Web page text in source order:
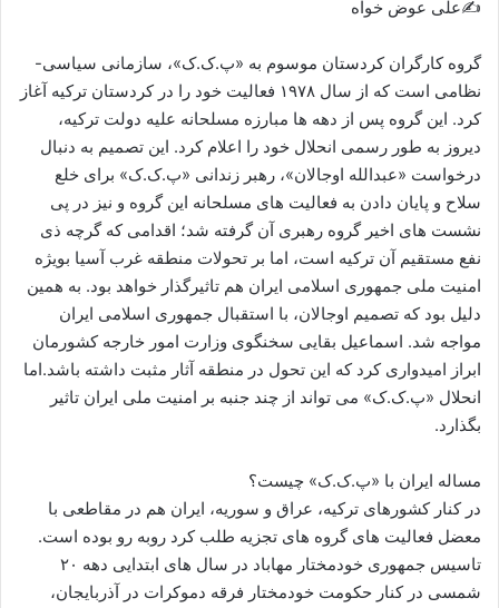
✍️علی عوض خواه
گروه کارگران کردستان موسوم به «پ.ک.ک»، سازمانی سیاسی-
نظامی است که از سال ۱۹۷۸ فعالیت خود را در کردستان ترکیه آغاز
کرد. این گروه پس از دهه ها مبارزه مسلحانه علیه دولت ترکیه،
دیروز به طور رسمی انحلال خود را اعلام کرد. این تصمیم به دنبال
درخواست «عبدالله اوجالان»، رهبر زندانی «پ.ک.ک» برای خلع
سلاح و پایان دادن به فعالیت های مسلحانه این گروه و نیز در پی
نشست های اخیر گروه رهبری آن گرفته شد؛ اقدامی که گرچه ذی
نفع مستقیم آن ترکیه است، اما بر تحولات منطقه غرب آسیا بویژه
امنیت ملی جمهوری اسلامی ایران هم تاثیرگذار خواهد بود. به همین
دلیل بود که تصمیم اوجالان، با استقبال جمهوری اسلامی ایران
مواجه شد. اسماعیل بقایی سخنگوی وزارت امور خارجه کشورمان
ابراز امیدواری کرد که این تحول در منطقه آثار مثبت داشته باشد.اما
انحلال «پ.ک.ک» می تواند از چند جنبه بر امنیت ملی ایران تاثیر
بگذارد.
مساله ایران با «پ.ک.ک» چیست؟
در کنار کشورهای ترکیه، عراق و سوریه، ایران هم در مقاطعی با
معضل فعالیت های گروه های تجزیه طلب کرد روبه رو بوده است.
تاسیس جمهوری خودمختار مهاباد در سال های ابتدایی دهه ۲۰
شمسی در کنار حکومت خودمختار فرقه دموکرات در آذربایجان،